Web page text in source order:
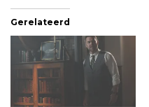
Gerelateerd